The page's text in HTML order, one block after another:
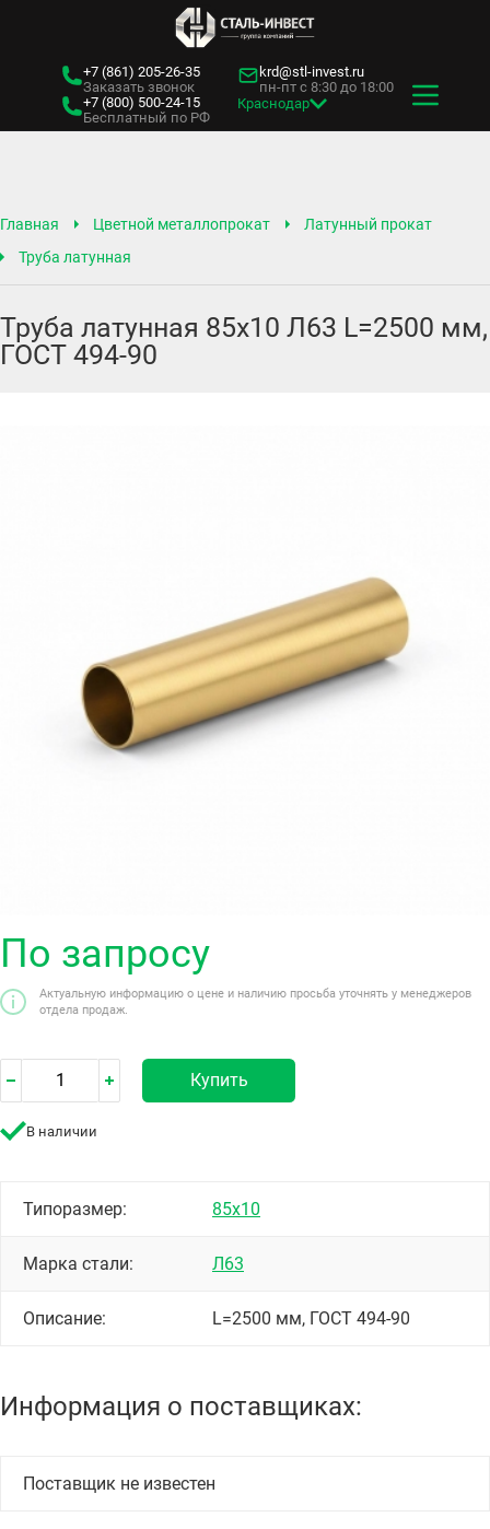
+7 (861) 205-26-35
Заказать звонок
+7 (800) 500-24-15
Бесплатный по РФ
krd@stl-invest.ru
пн-пт с 8:30 до 18:00
Краснодар
Главная Цветной металлопрокат
Латунный прокат
Труба латунная
Труба латунная 85х10 Л63 L=2500 мм,
ГОСТ 494-90
По запросу
Актуальную информацию о цене и наличию просьба уточнять у менеджеров
отдела продаж.
Купить
В наличии
Типоразмер: 85х10
Марка стали: Л63
Описание: L=2500 мм, ГОСТ 494-90
Информация о поставщиках:
Поставщик не известен